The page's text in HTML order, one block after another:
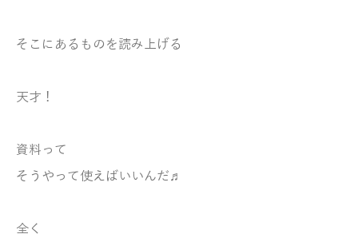
そこにあるものを読み上げる
天才！
資料って
そうやって使えばいいんだ♬
全く